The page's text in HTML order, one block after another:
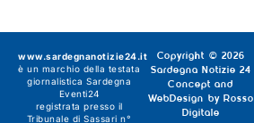
Copyright © 2026
Sardegna Notizie 24
Concept and
WebDesign by Rosso
Digitale
www.sardegnanotizie24.it
è un marchio della testata
giornalistica Sardegna
Eventi24
registrata presso il
Tribunale di Sassari n°